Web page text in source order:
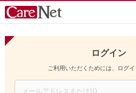
ログイン
ご利用いただくためには、ログ